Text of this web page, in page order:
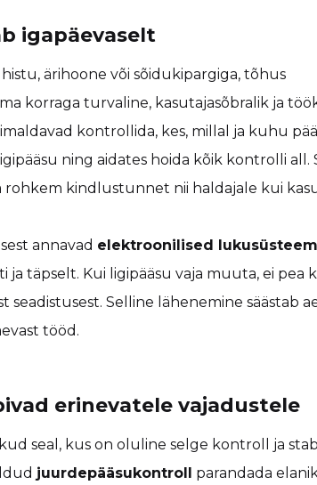
igapäevaselt
ärihoone või sõidukipargiga, tõhus
korraga turvaline, kasutajasõbralik ja
kontrollida, kes, millal ja kuhu
ning aidates hoida kõik kontrolli all.
rohkem kindlustunnet nii haldajale kui
annavad elektroonilised
ja täpselt. Kui ligipääsu vaja muuta, ei pea
seadistusest. Selline lähenemine säästab
tööd.
erinevatele vajadustele
seal, kus on oluline selge kontroll ja
juurdepääsukontroll
parandada